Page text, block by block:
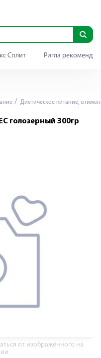
Сплит Ригла
Диетическое питание,
голозерный 300гр
от изображённого на